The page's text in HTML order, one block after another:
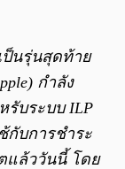
ป็นรุ่นสุดท้าย
กำลัง
บระบบ ILP
กับการชำระ
แล้ววันนี้ โดย